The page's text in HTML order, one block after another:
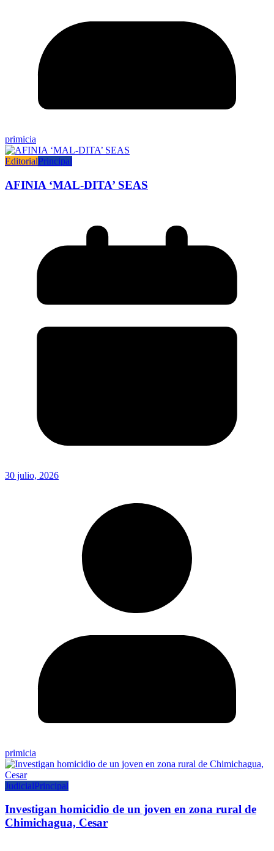
primicia
EditorialPrincipal
AFINIA ‘MAL-DITA’ SEAS
30 julio, 2026
primicia
JudicialPrincipal
Investigan homicidio de un joven en zona rural de
Chimichagua, Cesar